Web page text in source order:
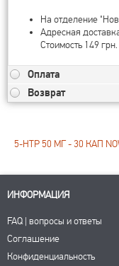
На отделение
Адресная
Стоимость 149 грн.
Оплата
Возврат
5-HTP 50 МГ - 30 КАП
ИНФОРМАЦИЯ
FAQ | вопросы и ответы
Соглашение
Конфиденциальность